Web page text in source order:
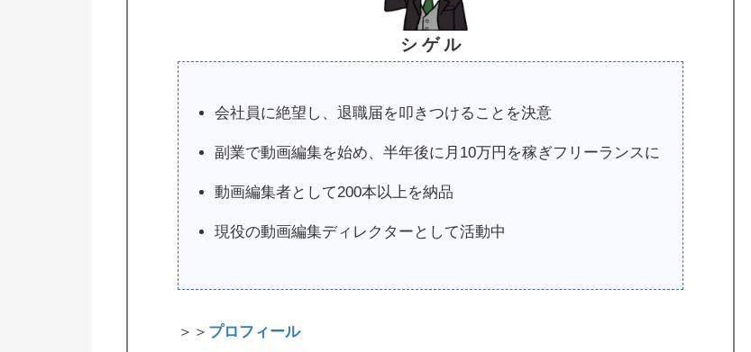
シ ゲ ル
会社員に絶望し、退職届を叩きつけることを決意
副業で動画編集を始め、半年後に月10万円を稼ぎフリーランスに
動画編集者として200本以上を納品
現役の動画編集ディレクターとして活動中
＞＞ プロフィール